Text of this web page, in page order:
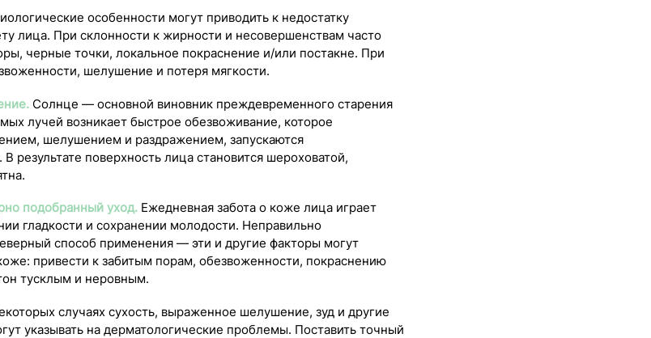
особенности могут приводить к недостатку
лица. При склонности к жирности и несовершенствам часто
черные точки, локальное покраснение и/или постакне. При
шелушение и потеря мягкости.
Солнце — основной виновник преждевременного старения
лучей возникает быстрое обезвоживание, которое
шелушением и раздражением, запускаются
результате поверхность лица становится шероховатой,
подобранный уход. Ежедневная забота о коже лица играет
гладкости и сохранении молодости. Неправильно
способ применения — эти и другие факторы могут
привести к забитым порам, обезвоженности, покраснению
тусклым и неровным.
случаях сухость, выраженное шелушение, зуд и другие
указывать на дерматологические проблемы. Поставить точный